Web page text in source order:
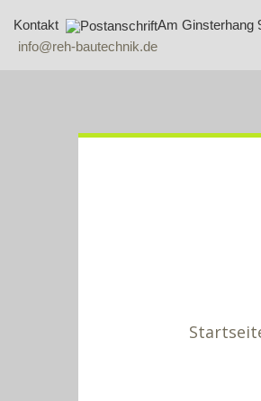
Kontakt Am Ginsterhang
info@reh-bautechnik.de